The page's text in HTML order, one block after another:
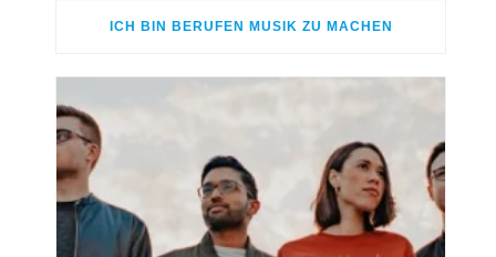
ICH BIN BERUFEN MUSIK ZU MACHEN